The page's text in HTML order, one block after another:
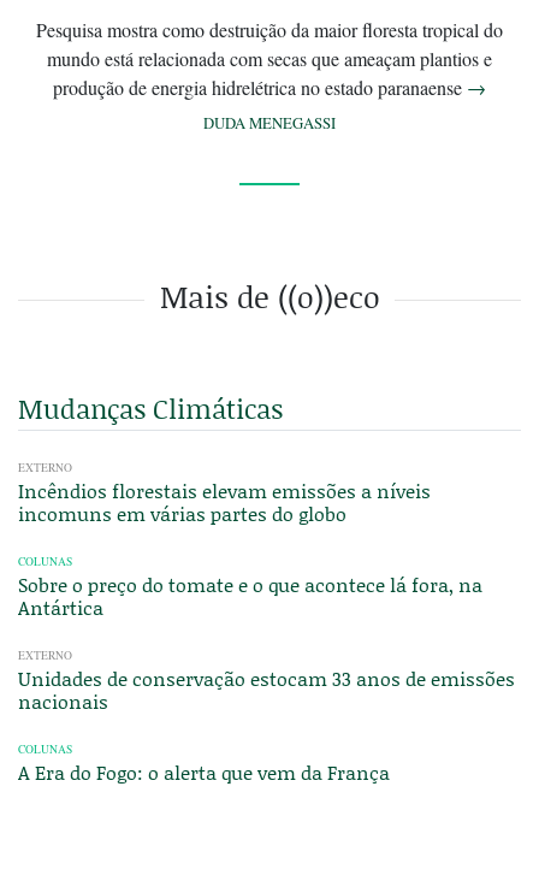
Pesquisa mostra como destruição da maior floresta tropical do
mundo está relacionada com secas que ameaçam plantios e
produção de energia hidrelétrica no estado paranaense →
DUDA MENEGASSI
Mais de ((o))eco
Mudanças Climáticas
EXTERNO
Incêndios florestais elevam emissões a níveis
incomuns em várias partes do globo
COLUNAS
Sobre o preço do tomate e o que acontece lá fora, na
Antártica
EXTERNO
Unidades de conservação estocam 33 anos de emissões
nacionais
COLUNAS
A Era do Fogo: o alerta que vem da França